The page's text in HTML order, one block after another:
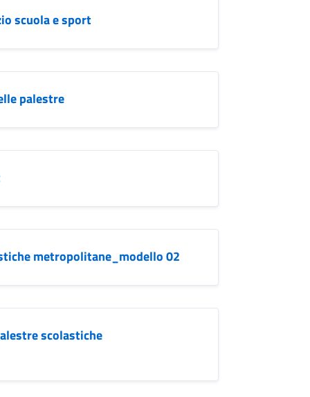
scuola e sport
palestre
metropolitane_modello 02
scolastiche